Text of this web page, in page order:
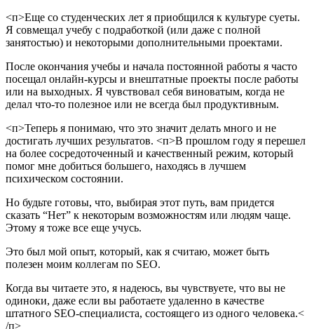
<п>Еще со студенческих лет я приобщился к культуре суеты.
Я совмещал учебу с подработкой (или даже с полной
занятостью) и некоторыми дополнительными проектами.
После окончания учебы и начала постоянной работы я часто
посещал онлайн-курсы и внештатные проекты после работы
или на выходных. Я чувствовал себя виноватым, когда не
делал что-то полезное или не всегда был продуктивным.
<п>Теперь я понимаю, что это значит делать много и не
достигать лучших результатов. <п>В прошлом году я перешел
на более сосредоточенный и качественный режим, который
помог мне добиться большего, находясь в лучшем
психическом состоянии.
Но будьте готовы, что, выбирая этот путь, вам придется
сказать “Нет” к некоторым возможностям или людям чаще.
Этому я тоже все еще учусь.
Это был мой опыт, который, как я считаю, может быть
полезен моим коллегам по SEO.
Когда вы читаете это, я надеюсь, вы чувствуете, что вы не
одиноки, даже если вы работаете удаленно в качестве
штатного SEO-специалиста, состоящего из одного человека.<
/п>